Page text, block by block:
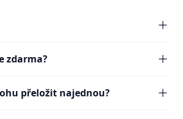
zdarma?
přeložit najednou?